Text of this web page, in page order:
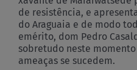
de resistência, e
do Araguaia e de modo
emérito, dom Pedro
sobretudo neste
ameaças se sucedem.